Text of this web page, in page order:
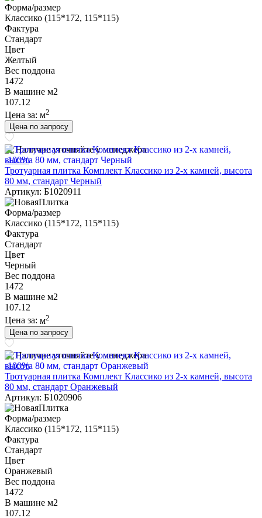
Форма/размер
Классико (115*172, 115*115)
Фактура
Стандарт
Цвет
Желтый
Вес поддона
1472
В машине м2
107.12
Цена за: м2
Цена по запросу
Наличие уточняйте у менеджера
-100%
Тротуарная плитка Комплект Классико из 2-х камней, высота
80 мм, стандарт Черный
Артикул: Б1020911
Форма/размер
Классико (115*172, 115*115)
Фактура
Стандарт
Цвет
Черный
Вес поддона
1472
В машине м2
107.12
Цена за: м2
Цена по запросу
Наличие уточняйте у менеджера
-100%
Тротуарная плитка Комплект Классико из 2-х камней, высота
80 мм, стандарт Оранжевый
Артикул: Б1020906
Форма/размер
Классико (115*172, 115*115)
Фактура
Стандарт
Цвет
Оранжевый
Вес поддона
1472
В машине м2
107.12